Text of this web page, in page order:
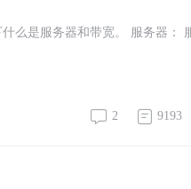
么是服务器和带宽。 服务器：
2 9193